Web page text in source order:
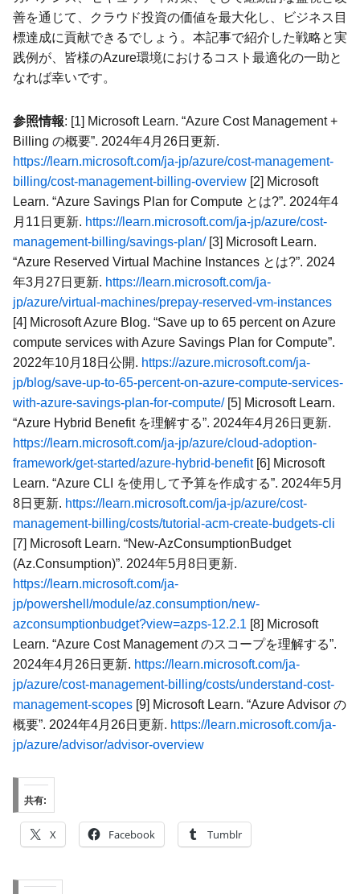
善を通じて、クラウド投資の価値を最大化し、ビジネス目
標達成に貢献できるでしょう。本記事で紹介した戦略と実
践例が、皆様のAzure環境におけるコスト最適化の一助と
なれば幸いです。
参照情報: [1] Microsoft Learn. “Azure Cost Management +
Billing の概要”. 2024年4月26日更新.
https://learn.microsoft.com/ja-jp/azure/cost-management-
billing/cost-management-billing-overview [2] Microsoft
Learn. “Azure Savings Plan for Compute とは?”. 2024年4
月11日更新. https://learn.microsoft.com/ja-jp/azure/cost-
management-billing/savings-plan/[3] Microsoft Learn.
“Azure Reserved Virtual Machine Instances とは?”. 2024
年3月27日更新. https://learn.microsoft.com/ja-
jp/azure/virtual-machines/prepay-reserved-vm-instances
[4] Microsoft Azure Blog. “Save up to 65 percent on Azure
compute services with Azure Savings Plan for Compute”.
2022年10月18日公開. https://azure.microsoft.com/ja-
jp/blog/save-up-to-65-percent-on-azure-compute-services-
with-azure-savings-plan-for-compute/[5] Microsoft Learn.
“Azure Hybrid Benefit を理解する”. 2024年4月26日更新.
https://learn.microsoft.com/ja-jp/azure/cloud-adoption-
framework/get-started/azure-hybrid-benefit[6] Microsoft
Learn. “Azure CLI を使用して予算を作成する”. 2024年5月
8日更新. https://learn.microsoft.com/ja-jp/azure/cost-
management-billing/costs/tutorial-acm-create-budgets-cli
[7] Microsoft Learn. “New-AzConsumptionBudget
(Az.Consumption)”. 2024年5月8日更新.
https://learn.microsoft.com/ja-
jp/powershell/module/az.consumption/new-
azconsumptionbudget?view=azps-12.2.1 [8] Microsoft
Learn. “Azure Cost Management のスコープを理解する”.
2024年4月26日更新. https://learn.microsoft.com/ja-
jp/azure/cost-management-billing/costs/understand-cost-
management-scopes [9] Microsoft Learn. “Azure Advisor の
概要”. 2024年4月26日更新. https://learn.microsoft.com/ja-
jp/azure/advisor/advisor-overview
共有:
X Facebook Tumblr